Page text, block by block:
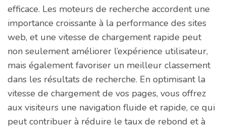
efficace. Les moteurs de recherche accordent une
importance croissante à la performance des sites
web, et une vitesse de chargement rapide peut
non seulement améliorer l’expérience utilisateur,
mais également favoriser un meilleur classement
dans les résultats de recherche. En optimisant la
vitesse de chargement de vos pages, vous offrez
aux visiteurs une navigation fluide et rapide, ce qui
peut contribuer à réduire le taux de rebond et à